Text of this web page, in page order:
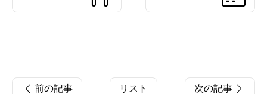
前の記事 リスト 次の記事